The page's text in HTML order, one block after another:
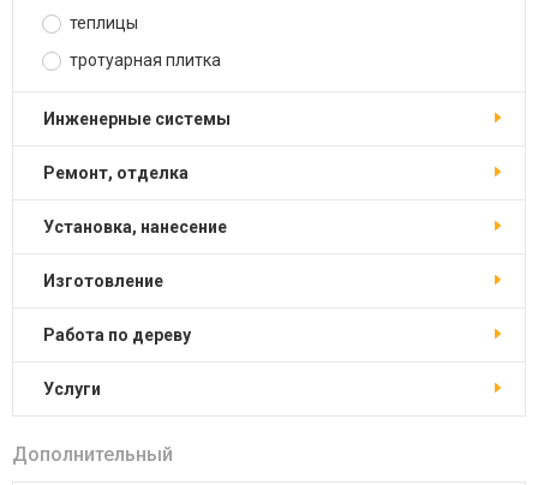
теплицы
тротуарная плитка
инженерные системы
ремонт, отделка
установка, нанесение
изготовление
работа по дереву
услуги
Дополнительный